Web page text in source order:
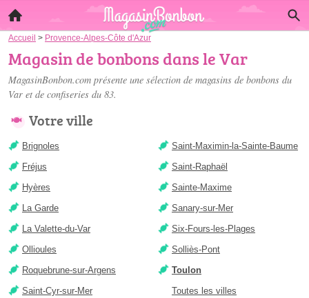
Accueil > Provence-Alpes-Côte d'Azur
Magasin de bonbons dans le Var
MagasinBonbon.com présente une sélection de magasins de bonbons du
Var et de confiseries du 83.
Votre ville
Brignoles
Fréjus
Hyères
La Garde
La Valette-du-Var
Ollioules
Roquebrune-sur-Argens
Saint-Cyr-sur-Mer
Saint-Maximin-la-Sainte-Baume
Saint-Raphaël
Sainte-Maxime
Sanary-sur-Mer
Six-Fours-les-Plages
Solliès-Pont
Toulon
Toutes les villes